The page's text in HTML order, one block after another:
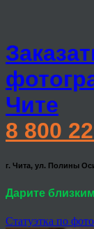
Чите
8 800
г. Чита, ул. Полины
Дарите
Статуэтка по